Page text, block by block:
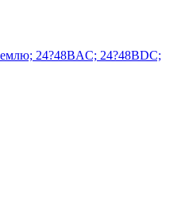
24?48ВAC; 24?48ВDC;